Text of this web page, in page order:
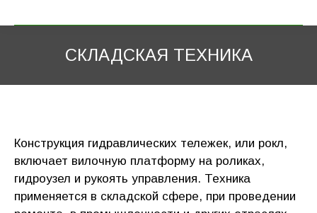
СКЛАДСКАЯ ТЕХНИКА
Конструкция гидравлических тележек, или рокл,
включает вилочную платформу на роликах,
гидроузел и рукоять управления. Техника
применяется в складской сфере, при проведении